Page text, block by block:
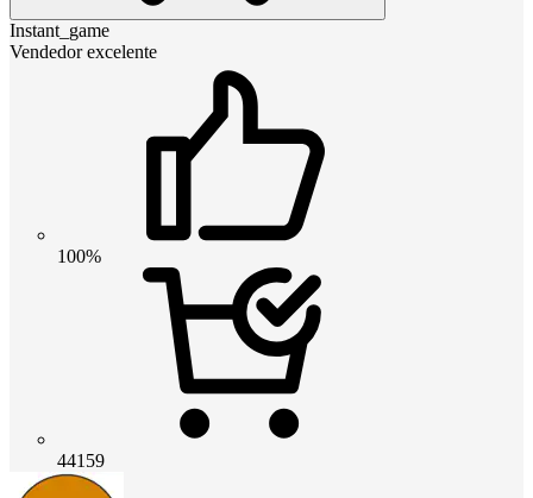
Instant_game
Vendedor excelente
100%
44159